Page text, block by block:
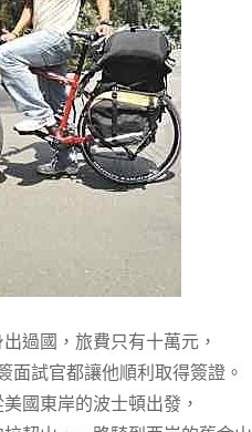
過國，旅費只有十萬元，
面試官都讓他順利取得簽證。
國東岸的波士頓出發，